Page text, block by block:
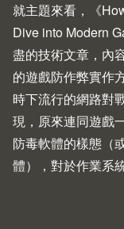
就主題來看，《
Dive into Modern
盡的技術文章，內
的遊戲防作弊實作
時下流行的網路對
現，原來連同遊戲
防毒軟體的樣態（
體），對於作業系